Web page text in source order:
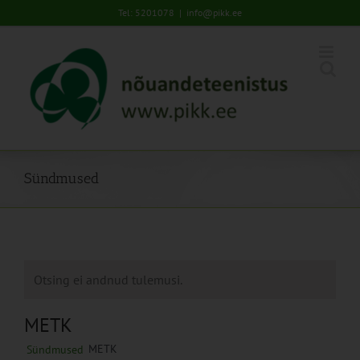
to
Tel: 5201078 | info@pikk.ee
Sündmused
Otsing ei andnud tulemusi.
METK
Sündmused METK